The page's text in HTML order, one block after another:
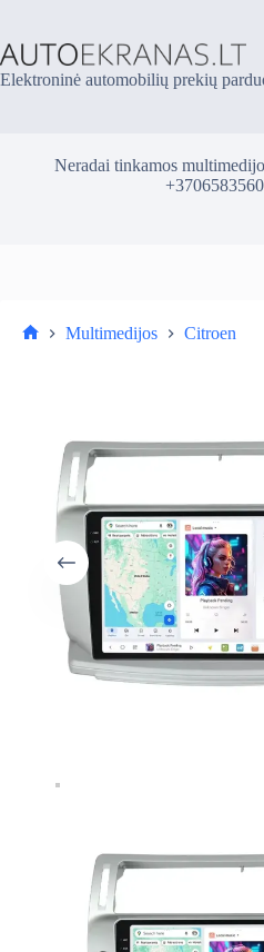
content
Elektroninė automobilių prekių
Neradai tinkamos
Multimedijos Citroen